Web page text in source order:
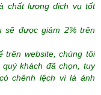
chất lượng dịch vụ tốt
sẽ được giảm 2% trên
trên website, chúng tôi
khách đã chọn, tuy
chênh lệch vì là ảnh